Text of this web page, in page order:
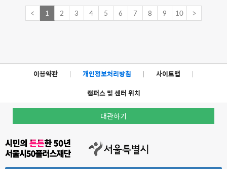
< 1 2 3 4 5 6 7 8 9 10 >
이용약관 | 개인정보처리방침 | 사이트맵
|
캠퍼스 및 센터 위치
대관하기